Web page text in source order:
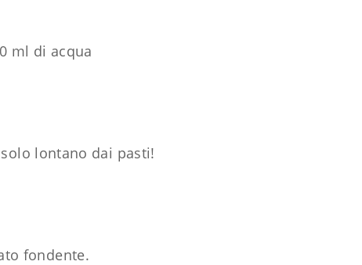
ml di acqua
lontano dai pasti!
fondente.